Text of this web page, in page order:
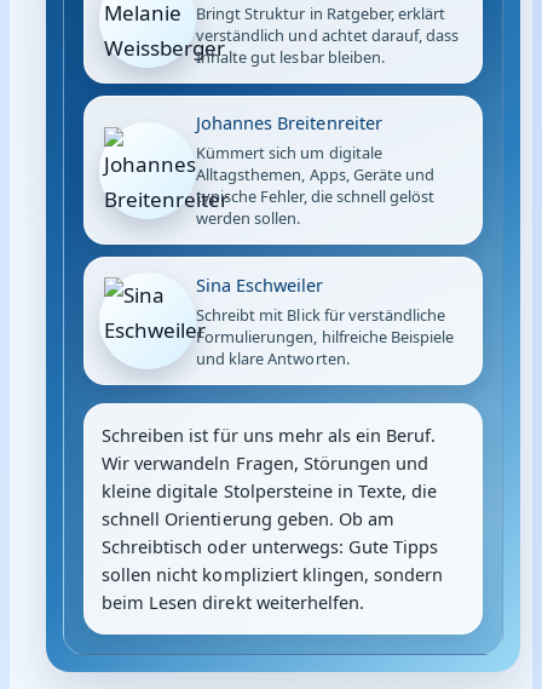
Bringt Struktur in Ratgeber, erklärt
verständlich und achtet darauf, dass
Inhalte gut lesbar bleiben.
Johannes Breitenreiter
Kümmert sich um digitale
Alltagsthemen, Apps, Geräte und
typische Fehler, die schnell gelöst
werden sollen.
Sina Eschweiler
Schreibt mit Blick für verständliche
Formulierungen, hilfreiche Beispiele
und klare Antworten.
Schreiben ist für uns mehr als ein Beruf.
Wir verwandeln Fragen, Störungen und
kleine digitale Stolpersteine in Texte, die
schnell Orientierung geben. Ob am
Schreibtisch oder unterwegs: Gute Tipps
sollen nicht kompliziert klingen, sondern
beim Lesen direkt weiterhelfen.